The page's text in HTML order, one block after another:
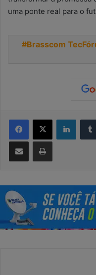
uma ponte real para o
Brasscom
Facebook
X
Compartilhar via e-mail Imprimir